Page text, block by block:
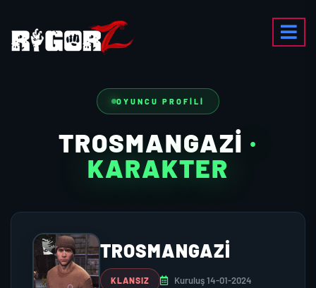
OYUNCU PROFILI
TROSMANGAZI ·
KARAKTER
TROSMANGAZI
KLANSIZ Kuruluş 14-01-2024